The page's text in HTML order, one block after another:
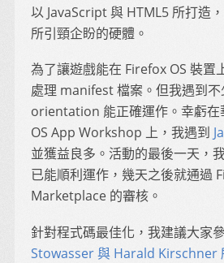
以 JavaScript 與 HTML5 所打造
所引頸企盼的硬體。
為了讓遊戲能在 Firefox OS 裝置
處理 manifest 檔案。但我遇到
orientation 能正確運作。幸虧在
OS App Workshop 上，我遇到
並獲益良多。活動的最後一天，
已能順利運作，幾天之後就通過
Marketplace 的審核。
針對程式碼最佳化，我建議大家
Stowasser 與 Harald Kirschner